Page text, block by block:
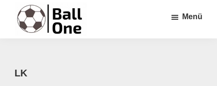
Inhalt
springen
Seitenspalte
springen
Fußzeile
springen
Menü
LK